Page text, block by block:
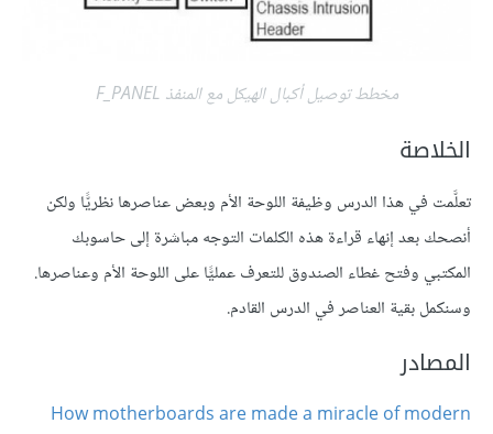
مخطط توصيل أكبال الهيكل مع المنفذ F_PANEL
الخلاصة
تعلَّمت في هذا الدرس وظيفة اللوحة الأم وبعض عناصرها نظريًّا ولكن
أنصحك بعد إنهاء قراءة هذه الكلمات التوجه مباشرة إلى حاسوبك
المكتبي وفتح غطاء الصندوق للتعرف عمليًّا على اللوحة الأم وعناصرها.
وسنكمل بقية العناصر في الدرس القادم.
المصادر
How motherboards are made a miracle of modern